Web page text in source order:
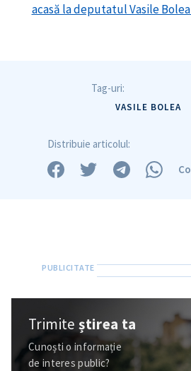
acasă la deputatul Vasile
Tag-uri:
VASILE BOLEA
Distribuie articolul:
Trimiteștirea ta
Cunoști o informație
de interes public?